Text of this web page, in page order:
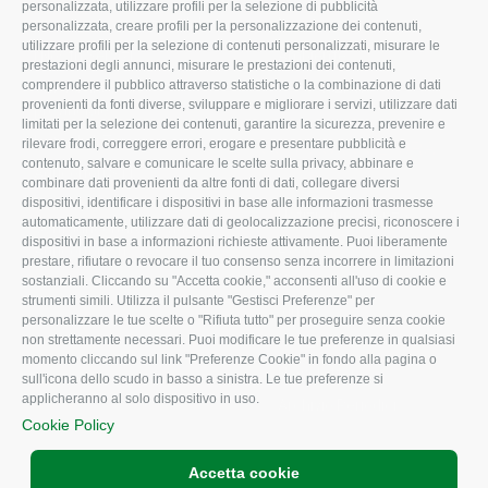
personalizzata, utilizzare profili per la selezione di pubblicità
personalizzata, creare profili per la personalizzazione dei contenuti,
utilizzare profili per la selezione di contenuti personalizzati, misurare le
prestazioni degli annunci, misurare le prestazioni dei contenuti,
comprendere il pubblico attraverso statistiche o la combinazione di dati
provenienti da fonti diverse, sviluppare e migliorare i servizi, utilizzare dati
limitati per la selezione dei contenuti, garantire la sicurezza, prevenire e
rilevare frodi, correggere errori, erogare e presentare pubblicità e
contenuto, salvare e comunicare le scelte sulla privacy, abbinare e
combinare dati provenienti da altre fonti di dati, collegare diversi
dispositivi, identificare i dispositivi in base alle informazioni trasmesse
automaticamente, utilizzare dati di geolocalizzazione precisi, riconoscere i
dispositivi in base a informazioni richieste attivamente. Puoi liberamente
prestare, rifiutare o revocare il tuo consenso senza incorrere in limitazioni
sostanziali. Cliccando su "Accetta cookie," acconsenti all'uso di cookie e
strumenti simili. Utilizza il pulsante "Gestisci Preferenze" per
personalizzare le tue scelte o "Rifiuta tutto" per proseguire senza cookie
non strettamente necessari. Puoi modificare le tue preferenze in qualsiasi
momento cliccando sul link "Preferenze Cookie" in fondo alla pagina o
sull'icona dello scudo in basso a sinistra. Le tue preferenze si
applicheranno al solo dispositivo in uso.
Cookie Policy
Accetta cookie
Organigramma aziendale
I Nostri Servizi
Uffici della Sede
provinciale
Le Sedi di Zona
Agricoltori S.r.l.
Whistleblowing
Confagricoltura Rovigo e
Agricoltori srl
Lavoro
Ambiente
Associazione
CONFAGRICOLTURA
ATTIVA
Notizie in evidenza
Eventi
Comunicati Stampa
Video
Iscrizione Newsletter
Newsletter